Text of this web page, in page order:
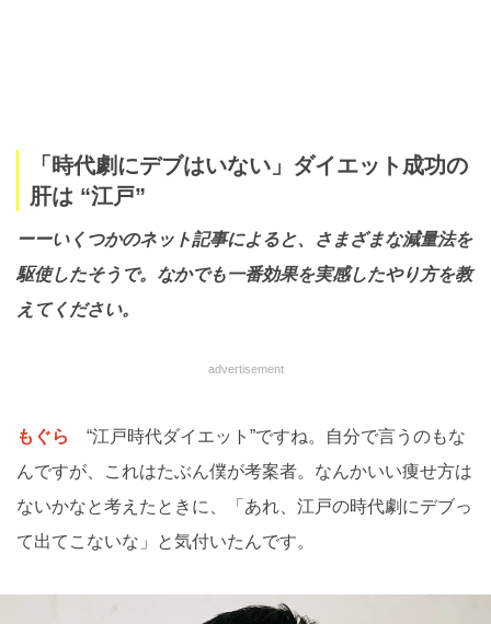
「時代劇にデブはいない」ダイエット成功の
肝は “江戸”
ーーいくつかのネット記事によると、さまざまな減量法を
駆使したそうで。なかでも一番効果を実感したやり方を教
えてください。
advertisement
もぐら
“江戸時代ダイエット”ですね。自分で言うのもな
んですが、これはたぶん僕が考案者。なんかいい痩せ方は
ないかなと考えたときに、「あれ、江戸の時代劇にデブっ
て出てこないな」と気付いたんです。